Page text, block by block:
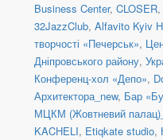
Business Center, CLOSER,
32JazzClub, Alfavito Kyiv
творчості «Печерськ»,
Дніпровського району,
Конференц-хол «Депо»,
Архитектора_new, Бар
МЦКМ (Жовтневий
KACHELI, Etiqkate studio,